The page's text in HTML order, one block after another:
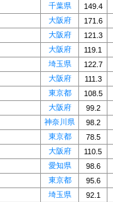
千葉県
149.4
大阪府
171.6
大阪府
121.3
大阪府
119.1
埼玉県
122.7
大阪府
111.3
東京都
108.5
大阪府
99.2
神奈川県
98.2
東京都
78.5
大阪府
110.5
愛知県
98.6
東京都
95.6
埼玉県
92.1